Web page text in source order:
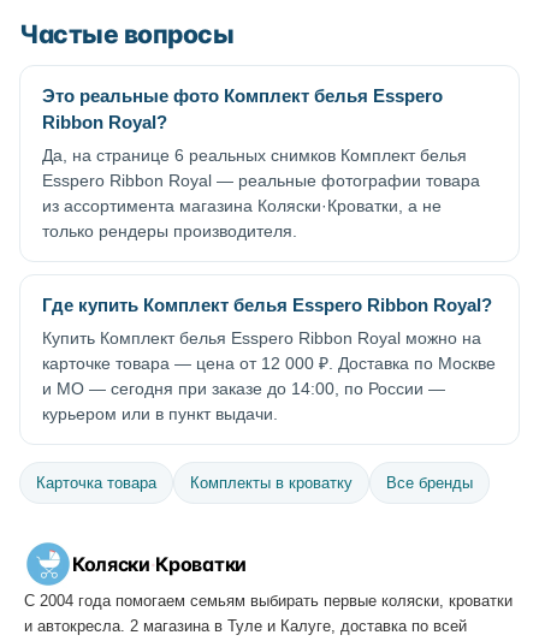
Частые вопросы
Это реальные фото Комплект белья Esspero
Ribbon Royal?
Да, на странице 6 реальных снимков Комплект белья
Esspero Ribbon Royal — реальные фотографии товара
из ассортимента магазина Коляски·Кроватки, а не
только рендеры производителя.
Где купить Комплект белья Esspero Ribbon Royal?
Купить Комплект белья Esspero Ribbon Royal можно на
карточке товара — цена от 12 000 ₽. Доставка по Москве
и МО — сегодня при заказе до 14:00, по России —
курьером или в пункт выдачи.
Карточка товара Комплекты в кроватку Все бренды
Коляски·Кроватки
С 2004 года помогаем семьям выбирать первые коляски, кроватки
и автокресла. 2 магазина в Туле и Калуге, доставка по всей